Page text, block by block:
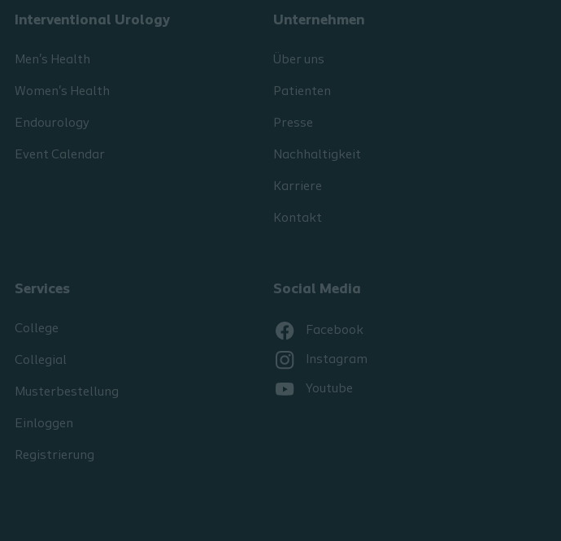
Interventional Urology
Men's Health
Women's Health
Endourology
Event Calendar
Unternehmen
Über uns
Patienten
Presse
Nachhaltigkeit
Karriere
Kontakt
Services
College
Collegial
Musterbestellung
Einloggen
Registrierung
Social Media
Facebook
Instagram
Youtube